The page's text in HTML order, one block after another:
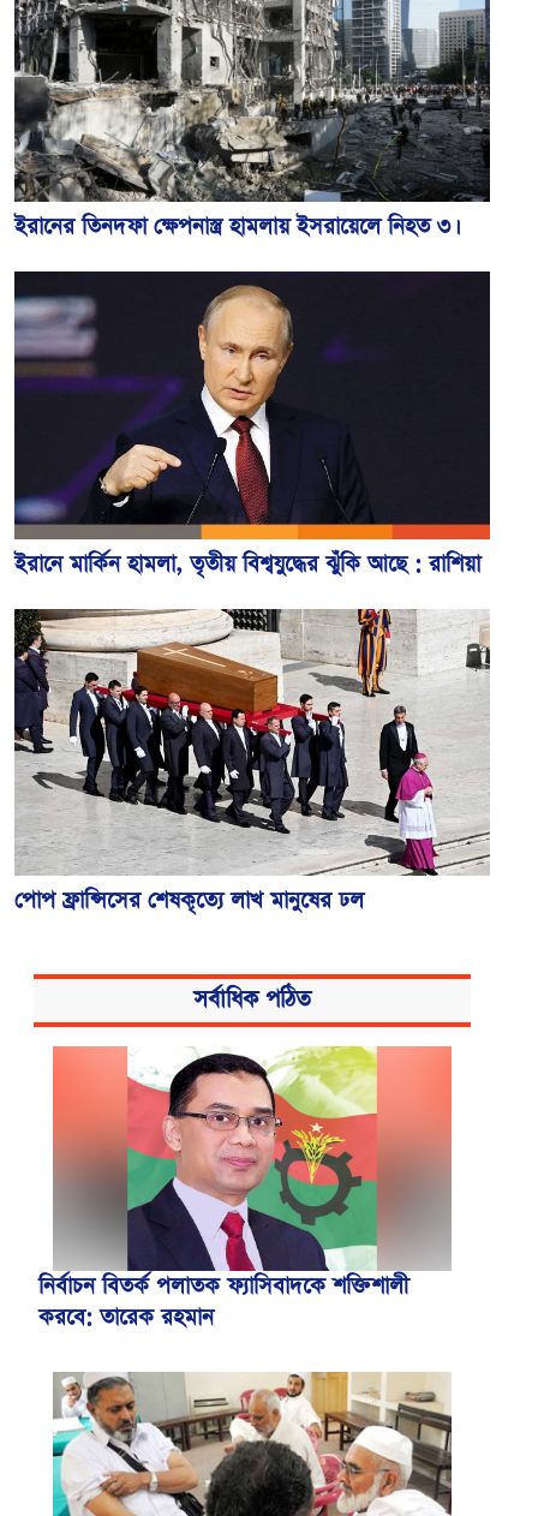
ইরানের তিনদফা ক্ষেপনাস্ত্র হামলায় ইসরায়েলে নিহত ৩।
ইরানে মার্কিন হামলা, তৃতীয় বিশ্বযুদ্ধের ঝুঁকি আছে : রাশিয়া
পোপ ফ্রান্সিসের শেষকৃত্যে লাখ মানুষের ঢল
সর্বাধিক পঠিত
নির্বাচন বিতর্ক পলাতক ফ্যাসিবাদকে শক্তিশালী
করবে: তারেক রহমান